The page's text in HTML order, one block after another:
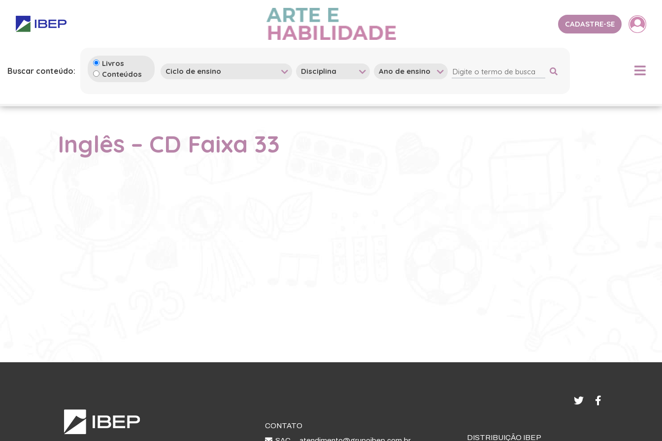
CADASTRE-SE
Buscar conteúdo:
Livros
Conteúdos
Inglês – CD Faixa 33
CONTATO
DISTRIBUIÇÃO IBEP